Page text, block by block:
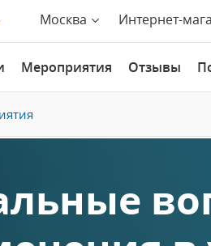
Москва Интернет-
Мероприятия Отзывы